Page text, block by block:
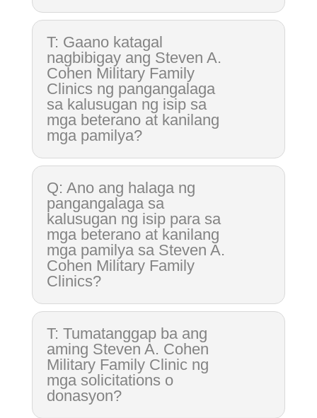
T: Gaano katagal
nagbibigay ang Steven A.
Cohen Military Family
Clinics ng pangangalaga
sa kalusugan ng isip sa
mga beterano at kanilang
mga pamilya?
Q: Ano ang halaga ng
pangangalaga sa
kalusugan ng isip para sa
mga beterano at kanilang
mga pamilya sa Steven A.
Cohen Military Family
Clinics?
T: Tumatanggap ba ang
aming Steven A. Cohen
Military Family Clinic ng
mga solicitations o
donasyon?